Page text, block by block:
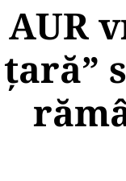
AUR
țară”